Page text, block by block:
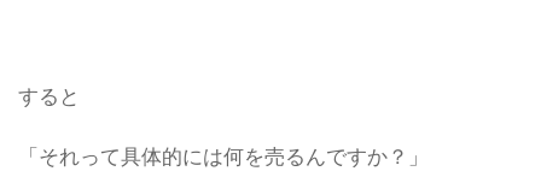
すると
「それって具体的には何を売るんですか？」